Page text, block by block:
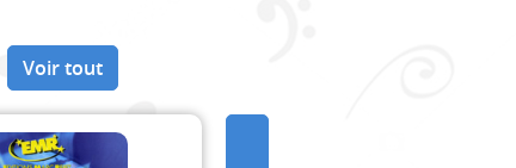
Voir tout